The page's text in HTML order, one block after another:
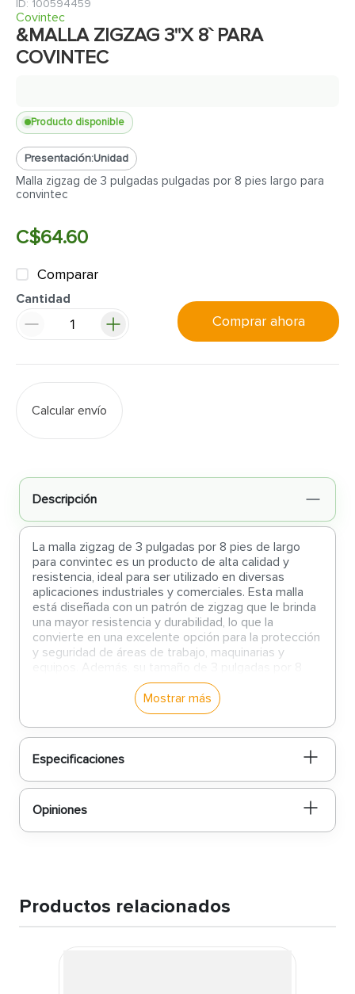
: 100594459
Covintec
&MALLA ZIGZAG 3"X 8` PARA
COVINTEC
Producto disponible
Presentación:Unidad
Malla zigzag de 3 pulgadas pulgadas por 8 pies largo para
convintec
C$64.60
Comparar
Cantidad
Comprar ahora
Calcular envío
Descripción
La malla zigzag de 3 pulgadas por 8 pies de largo
para convintec es un producto de alta calidad y
resistencia, ideal para ser utilizado en diversas
aplicaciones industriales y comerciales. Esta malla
está diseñada con un patrón de zigzag que le brinda
una mayor resistencia y durabilidad, lo que la
convierte en una excelente opción para la protección
y seguridad de áreas de trabajo, maquinarias y
pies de largo la hace fácil de manejar y adaptar a
diferentes espacios y necesidades. Con esta malla,
podrás garantizar la protección y seguridad de tu
empresa o negocio de manera efectiva y confiable.
¡Adquiere la tuya ahora!
Mostrar más
Especificaciones
Opiniones
Productos relacionados
8.
azulejo